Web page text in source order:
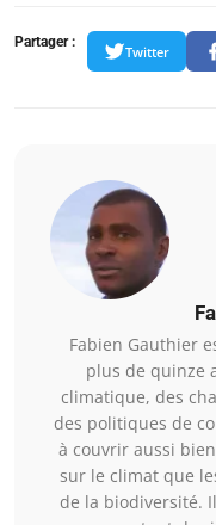
Partager :
Twitter
Fabien Gauthier
plus de quinze
climatique, des
des politiques de
à couvrir aussi
sur le climat que
de la biodiversité.